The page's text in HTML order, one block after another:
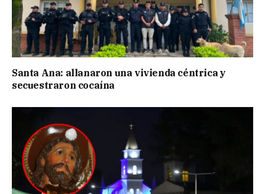
Santa Ana: allanaron una vivienda céntrica y
secuestraron cocaína